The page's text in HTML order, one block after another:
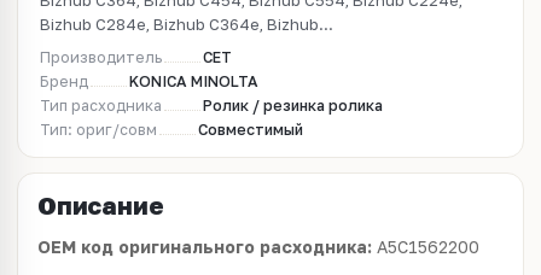
Bizhub C284e, Bizhub C364e, Bizhub...
Производитель
CET
Бренд
KONICA MINOLTA
Тип расходника
Ролик / резинка ролика
Тип: ориг/совм
Совместимый
Описание
OEM код оригинального расходника: A5C1562200